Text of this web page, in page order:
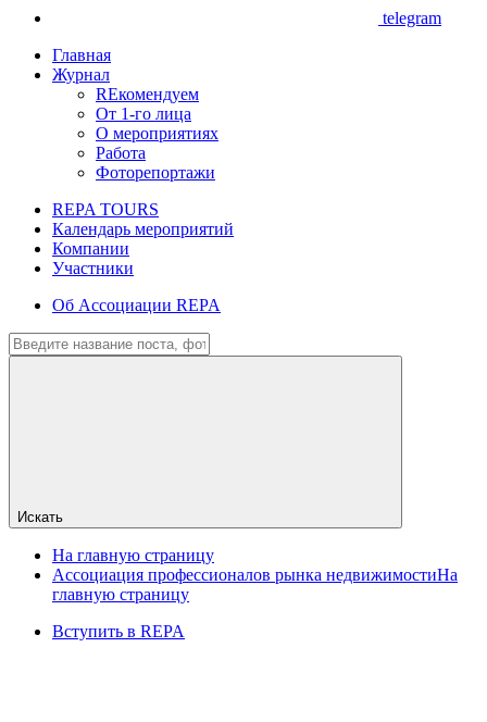
telegram
Главная
Журнал
REкомендуем
От 1-го лица
О мероприятиях
Работа
Фоторепортажи
REPA TOURS
Календарь мероприятий
Компании
Участники
Об Ассоциации REPA
Искать
На главную страницу
Ассоциация профессионалов рынка недвижимостиНа
главную страницу
Вступить в REPA